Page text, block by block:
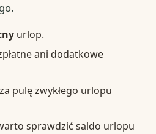
urlop.
ani dodatkowe
pulę zwykłego urlopu
sprawdzić saldo urlopu